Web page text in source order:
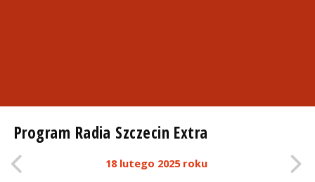
Program Radia Szczecin Extra
18 lutego 2025 roku